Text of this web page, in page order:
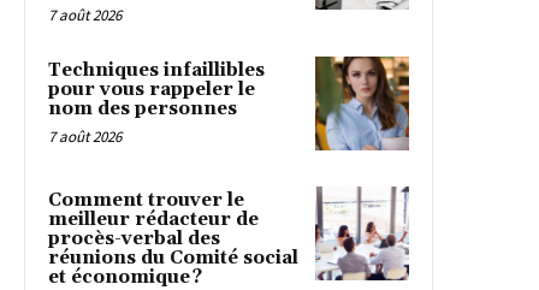
7 août 2026
Techniques infaillibles
pour vous rappeler le
nom des personnes
7 août 2026
Comment trouver le
meilleur rédacteur de
procès-verbal des
réunions du Comité social
et économique ?